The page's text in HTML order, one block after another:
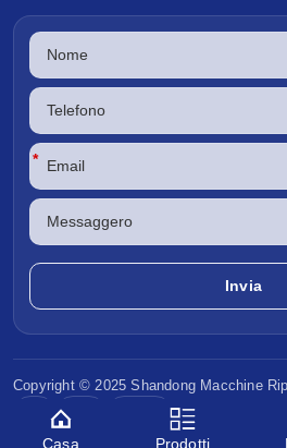
*
Copyright © 2025 Shandong Macchine
EPA
Casa Prodotti